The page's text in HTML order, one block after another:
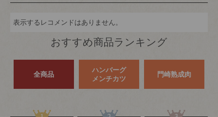
表示するレコメンドはありません。
おすすめ商品ランキング
全商品
ハンバーグ
メンチカツ
門崎熟成肉